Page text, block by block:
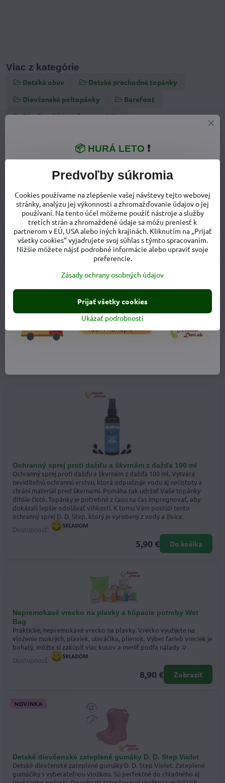
Viac z kategórie
Detská obuv
Detské prechodné topánky
Dievčenské poltopánky
Barefoot
Dievčenské barefoot topánky
Doplnkové informácie
Dievčenské poltopánky
Upresnenie
modelov:
barefoot pevný opätok,stielka s miernou
podporou klenby
Pohlavie: Dievča
Recenzie 0
FacebookTwitterBlueskyPinterestRedditLinkedInWhatsApp
E-
Predchádzajúci produkt Nasledujúci produkt
Ochranný sprej proti dažďu a škvrnám z dažďa 100 ml
Ochranný sprej proti dažďu a škvrnám z dažďa 100 ml. Vytvára
neviditeľnú ochrannú vrstvu, ktorá odpudzuje vodu aj nečistoty a
chráni materiál pred škvrnami. Pomáha tak udržať Vaše topánky
dlhšie čisté. Topánky je potrebné z času na čas impregnovať, aby
dokázali lepšie odolávať vlhkosti. K tomu Vám poslúži tento
ochranný sprej D. D. Step, ktorý je vyrobený z vody a živice.
Dostupnosť:
5,90 € Do košíka
Nepremokavé vrecko na plavky a kúpacie potreby Wet
Bag
Praktické, nepremokavé vrecko na plavky. Vrecko využijete na
vloženie mokrých, plaviek, uteráčika, plienok. Výber farieb vreciek je
bohatý, môžte si zakúpiť viac kusov a meniť podľa nálady ☺.
Dostupnosť:
8,90 € Zobraziť
Detské dievčenské zateplené gumáky D. D. Step Violet
NOVINKA
Detské dievčenské zateplené gumáky D. D. Step Violet. Zateplené
gumáčiky s vyberateľnou vložkou. Sú perfektné do chladného aj
Predvoľby súkromia
Cookies používame na zlepšenie vašej návštevy tejto webovej
stránky, analýzu jej výkonnosti a zhromažďovanie údajov o jej
používaní. Na tento účel môžeme použiť nástroje a služby
tretích strán a zhromaždené údaje sa môžu preniesť k
partnerom v EÚ, USA alebo iných krajinách. Kliknutím na „Prijať
všetky cookies“ vyjadrujete svoj súhlas s týmto spracovaním.
Nižšie môžete nájsť podrobné informácie alebo upraviť svoje
preferencie.
Zásady ochrany osobných údajov
Ukázať podrobnosti
Prijať všetky cookies
📦 HURÁ LETO ❗